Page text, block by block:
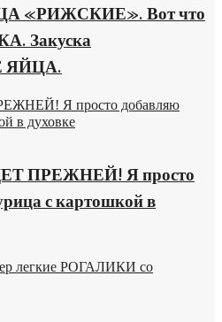
«РИЖСКИЕ». Вот что
Закуска
Я просто добавляю
в духовке
ПРЕЖНЕЙ! Я просто
с картошкой в
легкие РОГАЛИКИ со